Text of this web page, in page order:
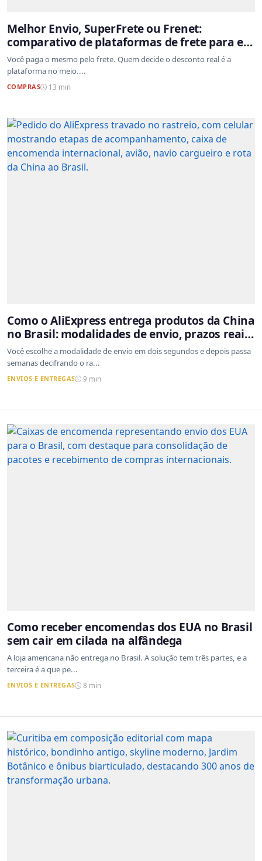
Melhor Envio, SuperFrete ou Frenet:
comparativo de plataformas de frete para e-
commerce
Você paga o mesmo pelo frete. Quem decide o desconto real é a
plataforma no meio....
COMPRAS 13 min
Como o AliExpress entrega produtos da China
no Brasil: modalidades de envio, prazos reais
e o que a Cainiao tem a ver com isso
Você escolhe a modalidade de envio em dois segundos e depois passa
semanas decifrando o ra...
ENVIOS E ENTREGAS 9 min
Como receber encomendas dos EUA no Brasil
sem cair em cilada na alfândega
A loja americana não entrega no Brasil. A solução tem três partes, e a
terceira é a que pe...
ENVIOS E ENTREGAS 8 min